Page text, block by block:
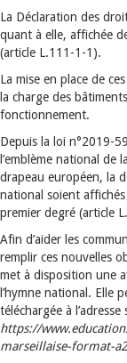
La Déclaration des
quant à elle, affichée
(article L.111-1-1).
La mise en place de
la charge des
fonctionnement.
Depuis la loi n°2019-
l’emblème national de
drapeau européen, la
national soient affichés
premier degré (article
Afin d’aider les
remplir ces nouvelles
met à disposition une
l’hymne national. Elle
téléchargée à l’adresse
https://
marseillaise-format-